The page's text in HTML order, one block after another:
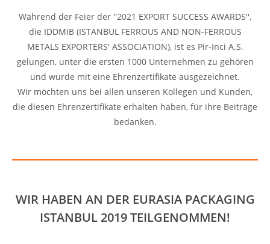
Während der Feier der ''2021 EXPORT SUCCESS AWARDS'',
die IDDMIB (ISTANBUL FERROUS AND NON-FERROUS
METALS EXPORTERS' ASSOCIATION), ist es Pir-Inci A.S.
gelungen, unter die ersten 1000 Unternehmen zu gehören
und wurde mit eine Ehrenzertifikate ausgezeichnet.
Wir möchten uns bei allen unseren Kollegen und Kunden,
die diesen Ehrenzertifikate erhalten haben, für ihre Beiträge
bedanken.
WIR HABEN AN DER EURASIA PACKAGING
ISTANBUL 2019 TEILGENOMMEN!